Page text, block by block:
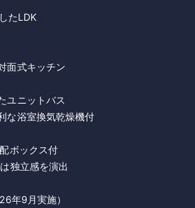
たLDK
面式キッチン
ユニットバス
な浴室換気乾燥機付
ボックス付
独立感を演出
年9月実施）